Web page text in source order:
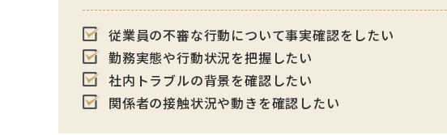
従業員の不審な行動について事実確認をしたい
勤務実態や行動状況を把握したい
社内トラブルの背景を確認したい
関係者の接触状況や動きを確認したい